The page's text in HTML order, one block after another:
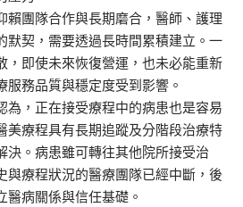
賴團隊合作與長期磨合，醫師、護理
默契，需要透過長時間累積建立。一
，即使未來恢復營運，也未必能重新
務品質與穩定度受到影響。
為，正在接受療程中的病患也是容易
美療程具有長期追蹤及分階段治療特
決。病患雖可轉往其他院所接受治
與療程狀況的醫療團隊已經中斷，後
病關係與信任基礎。